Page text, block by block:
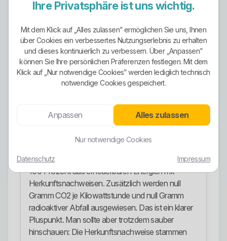
Gewerbe sowie die gesetzliche Grund- und
Anbieter sein Sortiment nicht künstlich aufbläht.
Gleichzeitig gilt wie immer: Einfachere Tarifnamen
machen die Entscheidung nicht automatisch
schlau. Wer das falsche Messkonzept hat, wählt
schnell den falschen Tarif.
Ökostrom-Ausrichtung
Hier liefern die Gemeindewerke deutlich besser ab
als viele andere kleine Versorger. Laut offizieller
Stromkennzeichnung 2024 besteht der
Gesamtenergieträgermix des Unternehmens zu
100 Prozent aus erneuerbaren Energien mit
Herkunftsnachweisen. Zusätzlich werden null
Gramm CO2 je Kilowattstunde und null Gramm
radioaktiver Abfall ausgewiesen. Das ist ein klarer
Pluspunkt. Man sollte aber trotzdem sauber
hinschauen: Die Herkunftsnachweise stammen
Ihre Privatsphäre ist uns wichtig.
Mit dem Klick auf „Alles zulassen” ermöglichen Sie uns, Ihnen
über Cookies ein verbessertes Nutzungserlebnis zu erhalten
und dieses kontinuierlich zu verbessern. Über „Anpassen”
können Sie Ihre persönlichen Präferenzen festlegen. Mit dem
Klick auf „Nur notwendige Cookies” werden lediglich technisch
notwendige Cookies gespeichert.
Anpassen Alles zulassen
Nur notwendige Cookies
Datenschutz Impressum